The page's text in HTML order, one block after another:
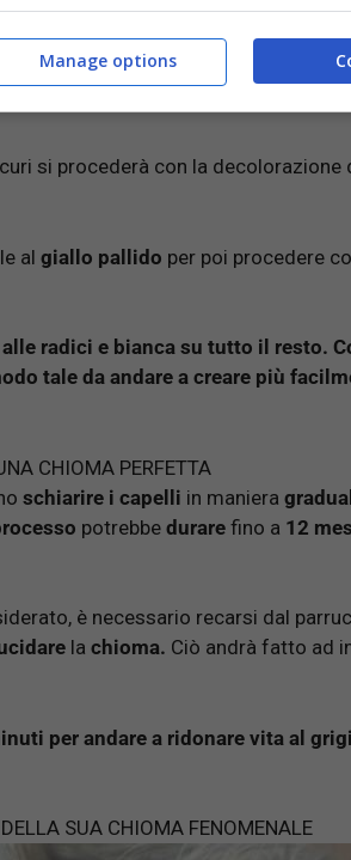
di quanto sarà necessario
si procederà con la decolorazione
al giallo pallido per poi procedere
radici e bianca su tutto il resto.
tale da andare a creare più
CHIOMA PERFETTA
schiarire i capelli in maniera
potrebbe durare fino a 12
è necessario recarsi dal
la chioma. Ciò andrà fatto ad
per andare a ridonare vita al
SUA CHIOMA FENOMENALE
Manage options